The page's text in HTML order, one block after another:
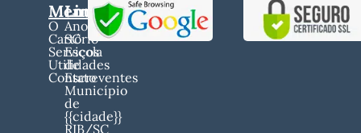
Menu
O
Cartório
Serviços
Utilidades
Contato
Links
Anoreg
SC
Escola
de
Escreventes
Município
de
{{cidade}}
RIB/SC